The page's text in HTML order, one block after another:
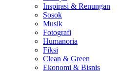
Inspirasi & Renungan
Sosok
Musik
Fotografi
Humanoria
Fiksi
Clean & Green
Ekonomi & Bisnis